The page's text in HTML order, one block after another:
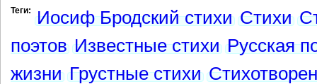
Теги: Иосиф Бродский стихи Стихи
поэтов Известные стихи Русская
жизни Грустные стихи